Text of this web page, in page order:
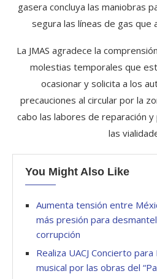
gasera concluya las maniobras
segura las líneas de gas que
La JMAS agradece la
molestias temporales que
ocasionar y solicita a los
precauciones al circular por la
cabo las labores de reparación
las
You Might Also Like
Aumenta tensión entre
más presión para
corrupción
Realiza UACJ Concierto
musical por las obras del